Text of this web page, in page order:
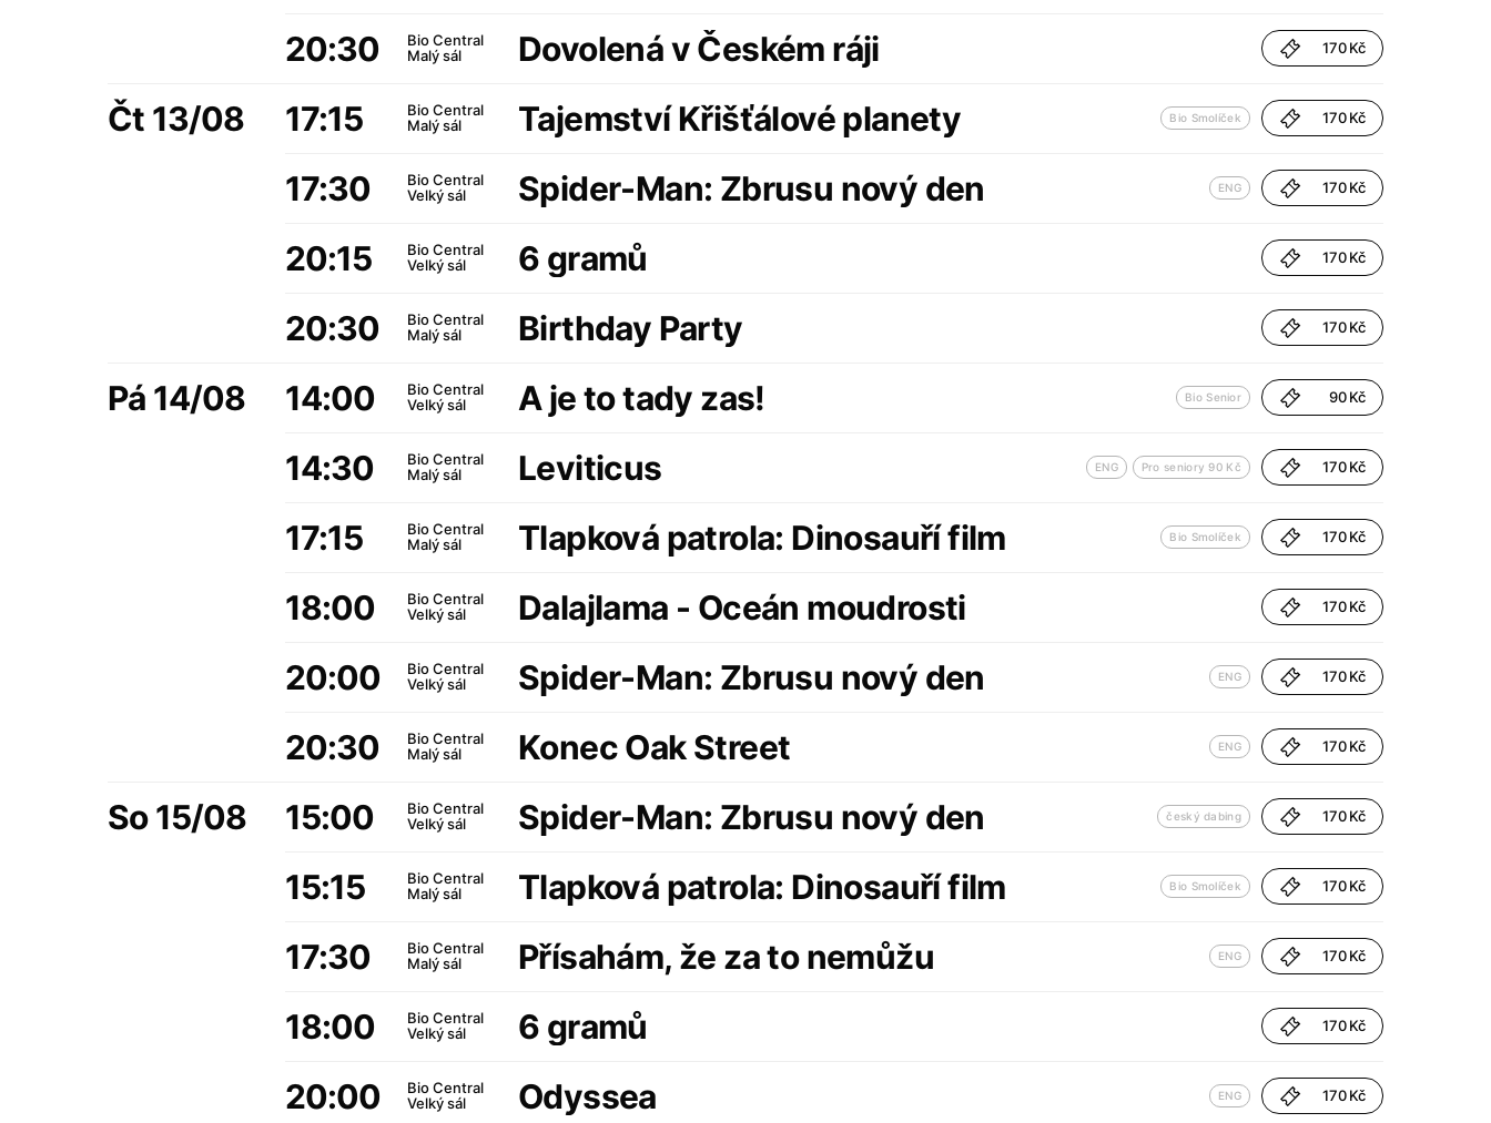
20:30
Bio Central
Malý sál
Dovolená v Českém ráji 170 Kč
Čt 13/08 17:15
Bio Central
Malý sál
Tajemství Křišťálové planety Bio Smolíček 170 Kč
17:30
Bio Central
Velký sál
Spider-Man: Zbrusu nový den ENG 170 Kč
20:15
Bio Central
Velký sál
6 gramů 170 Kč
20:30
Bio Central
Malý sál
Birthday Party 170 Kč
Pá 14/08 14:00
Bio Central
Velký sál
A je to tady zas! Bio Senior 90 Kč
14:30
Bio Central
Malý sál
Leviticus ENG Pro seniory 90 Kč 170 Kč
17:15
Bio Central
Malý sál
Tlapková patrola: Dinosauří film Bio Smolíček 170 Kč
18:00
Bio Central
Velký sál
Dalajlama - Oceán moudrosti 170 Kč
20:00
Bio Central
Velký sál
Spider-Man: Zbrusu nový den ENG 170 Kč
20:30
Bio Central
Malý sál
Konec Oak Street ENG 170 Kč
So 15/08 15:00
Bio Central
Velký sál
Spider-Man: Zbrusu nový den český dabing 170 Kč
15:15
Bio Central
Malý sál
Tlapková patrola: Dinosauří film Bio Smolíček 170 Kč
17:30
Bio Central
Malý sál
Přísahám, že za to nemůžu ENG 170 Kč
18:00
Bio Central
Velký sál
6 gramů 170 Kč
20:00
Bio Central
Velký sál
Odyssea ENG 170 Kč